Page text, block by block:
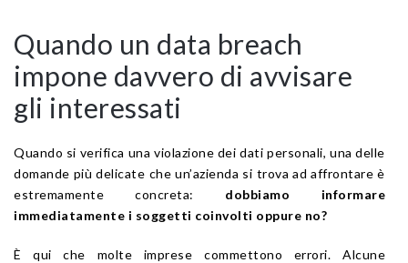
Quando un data breach
impone davvero di avvisare
gli interessati
Quando si verifica una violazione dei dati personali, una delle
domande più delicate che un’azienda si trova ad affrontare è
estremamente concreta: dobbiamo informare
immediatamente i soggetti coinvolti oppure no?
È qui che molte imprese commettono errori. Alcune